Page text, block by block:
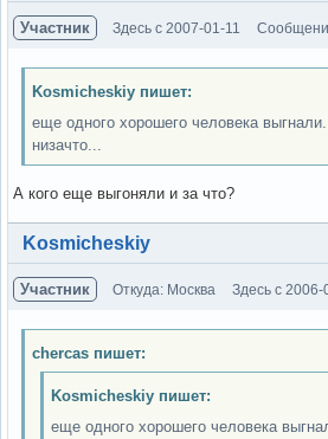
Участник Здесь с 2007-01-11
Kosmicheskiy пишет:
еще одного хорошего человека
низачто...
А кого еще выгоняли и за что?
Вне форума
Kosmicheskiy
Участник Откуда: Москва Здесь с 2006-
chercas пишет:
Kosmicheskiy пишет:
еще одного хорошего человека